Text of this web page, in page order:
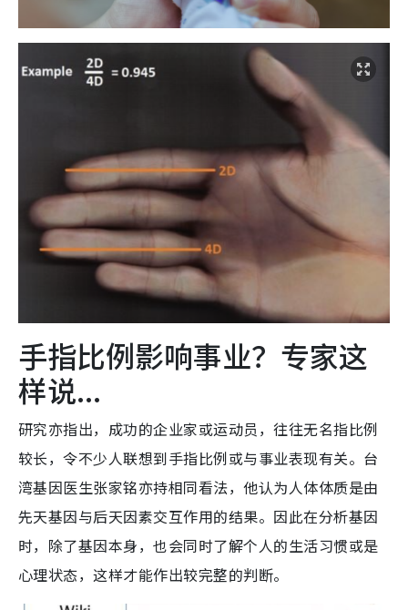
手指比例影响事业？专家这
样说...
研究亦指出，成功的企业家或运动员，往往无名指比例
较长，令不少人联想到手指比例或与事业表现有关。台
湾基因医生张家铭亦持相同看法，他认为人体体质是由
先天基因与后天因素交互作用的结果。因此在分析基因
时，除了基因本身，也会同时了解个人的生活习惯或是
心理状态，这样才能作出较完整的判断。